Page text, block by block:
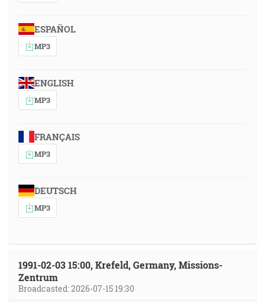
ESPAÑOL
MP3
ENGLISH
MP3
FRANÇAIS
MP3
DEUTSCH
MP3
1991-02-03 15:00, Krefeld, Germany, Missions-
Zentrum
Broadcasted: 2026-07-15 19:30